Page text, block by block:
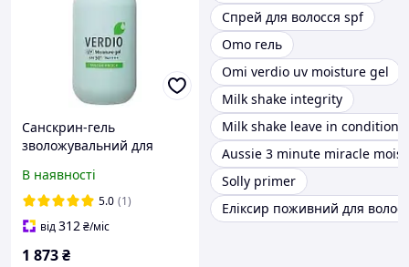
Санскрин-гель
зволожувальний для
Brotherhood Verdio
Moisture Gel SPF50 220g
(961110)
В наявності
5.0 (1)
від312₴/міс
1 873₴
Спрей для волосся spf
Omo гель
Omi verdio uv moisture gel
Milk shake integrity
Milk shake leave in
Aussie 3 minute miracle moist
Solly primer
Еліксир поживний для